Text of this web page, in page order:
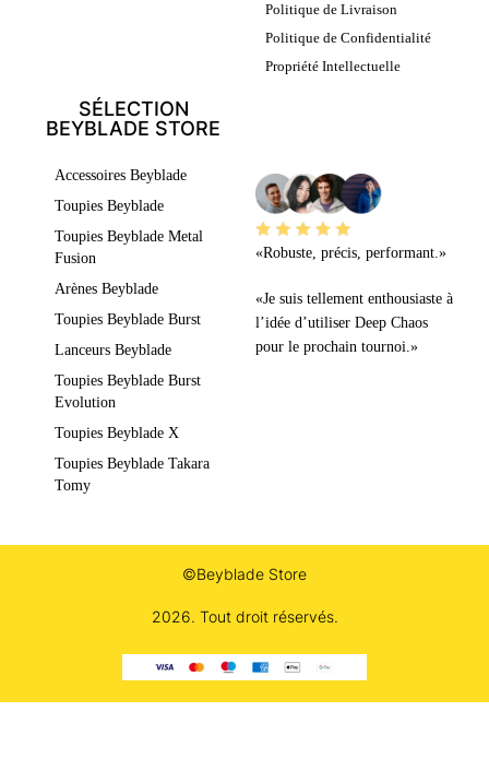
Politique de Livraison
Politique de Confidentialité
Propriété Intellectuelle
SÉLECTION
BEYBLADE STORE
Accessoires Beyblade
Toupies Beyblade
Toupies Beyblade Metal
Fusion
Arènes Beyblade
Toupies Beyblade Burst
Lanceurs Beyblade
Toupies Beyblade Burst
Evolution
Toupies Beyblade X
Toupies Beyblade Takara
Tomy
«Robuste, précis, performant.»
«Je suis tellement enthousiaste à
l’idée d’utiliser Deep Chaos
pour le prochain tournoi.»
©Beyblade Store
2026. Tout droit réservés.